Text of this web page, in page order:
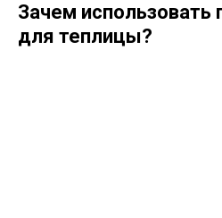
Зачем использовать
для теплицы?